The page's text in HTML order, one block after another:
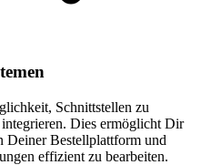
Schnittstellen zu
integrieren. Dies ermöglicht Dir
Deiner Bestellplattform und
effizient zu bearbeiten.